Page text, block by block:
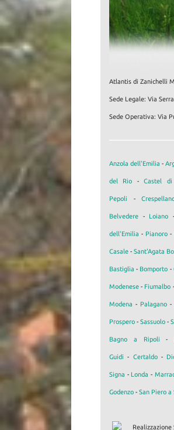
Atlantis di Zanichelli
Sede Legale: Via
Sede Operativa: Via
Anzola dell'Emilia -
del Rio -Castel di
Pepoli -
Belvedere - Loiano
dell'Emilia - Pianoro -
Casale - Sant'Agata
Bastiglia - Bomporto -
Modenese - Fiumalbo -
Modena - Palagano -
Prospero - Sassuolo -
Bagno a Ripoli -
Guidi - Certaldo-
Signa - Londa -
Godenzo - San Piero a